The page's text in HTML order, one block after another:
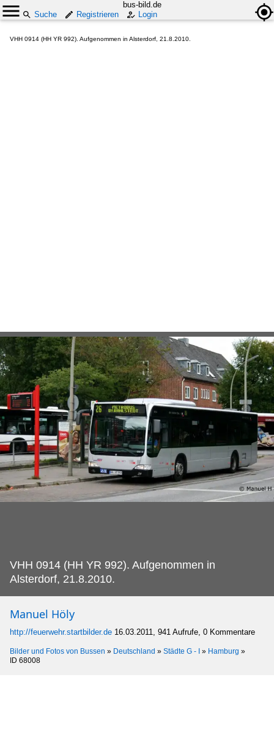
bus-bild.de
Suche
Registrieren Login
VHH 0914 (HH YR 992). Aufgenommen in Alsterdorf, 21.8.2010.
VHH 0914 (HH YR 992). Aufgenommen in
Alsterdorf, 21.8.2010.
Manuel Höly
http://feuerwehr.startbilder.de 16.03.2011, 941 Aufrufe, 0 Kommentare
Bilder und Fotos von Bussen » Deutschland » Städte G - I » Hamburg »
ID 68008